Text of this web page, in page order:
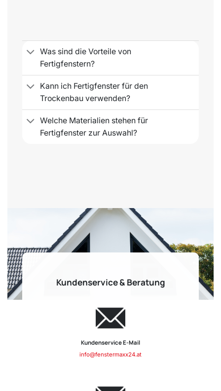
Was sind die Vorteile von
Fertigfenstern?
Kann ich Fertigfenster für den
Trockenbau verwenden?
Welche Materialien stehen für
Fertigfenster zur Auswahl?
Kundenservice & Beratung
Kundenservice E-Mail
info@fenstermaxx24.at